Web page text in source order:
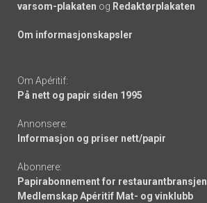
varsom-plakaten og Redaktørplakaten
Om informasjonskapsler
Om Apéritif:
På nett og papir siden 1995
Annonsere:
Informasjon og priser nett/papir
Abonnere:
Papirabonnement for restaurantbransjen
Medlemskap Apéritif Mat- og vinklubb